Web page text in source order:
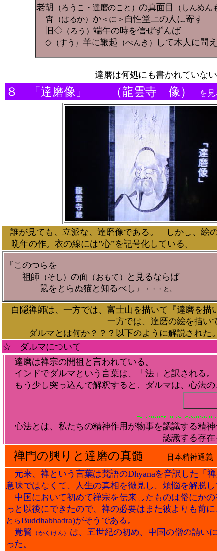
老胡 （ろうこ・達磨のこと） の真面目 （しんめん
杳 （はるか） か ＜に＞ 自性堂上の人に寄す
旧◇ （ろう） 端午の時を信ぜずんば
◇ （すう） 羊に鞭起 （べんき） して木人に問え
達磨は何処にも書かれてい
８ 「達磨像」 （龍雲寺 像） を見
誰が見ても、立派な、達磨像である。
しかし、絵
晩年の作。衣の線には”心”を記号化している。
『このつらを
祖師 （そし） の面 （おもて）
と見るならば
鼠をとらぬ猫と知るべし』
・・・と。
白隠禅師は、一方では、富士山を描いて『達磨を描
一方では、達磨の絵を描いて『達磨と
ダルマとは何か？？？以下のように解説された
☆ ダルマについて
達磨は禅宗の開祖と言われている。
インドでダルマという言葉は、「法」と訳される。
もう少し突っ込んで解釈すると、ダルマは、心法の
心法とは、私たちの精神作用が物事を認識する精
認識する存在そのものを含め
禅門の興りと達磨の真髄 日本精神通義
元来、禅という言葉は梵語のDhyanaを音訳した「
意味ではなくて、人生の真相を徹見し、煩悩を解脱
中国において初めて禅宗を伝来したものは俗にか
っと以後にできたので、禅の必要はまた彼よりも前
とらBuddhabhadra)がそうである。
覚賢 （かくけん） は、五世紀の初め、中国の僧の請い
った。